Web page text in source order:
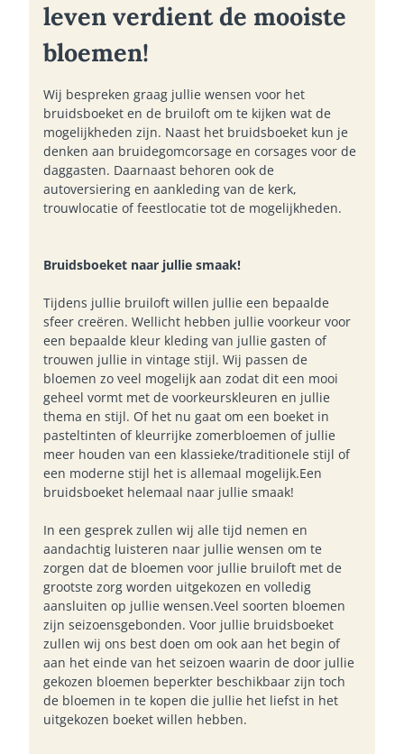
leven verdient de mooiste
bloemen!
Wij bespreken graag jullie wensen voor het
bruidsboeket en de bruiloft om te kijken wat de
mogelijkheden zijn. Naast het bruidsboeket kun je
denken aan bruidegomcorsage en corsages voor de
daggasten. Daarnaast behoren ook de
autoversiering en aankleding van de kerk,
trouwlocatie of feestlocatie tot de mogelijkheden.
Bruidsboeket naar jullie smaak!
Tijdens jullie bruiloft willen jullie een bepaalde
sfeer creëren. Wellicht hebben jullie voorkeur voor
een bepaalde kleur kleding van jullie gasten of
trouwen jullie in vintage stijl. Wij passen de
bloemen zo veel mogelijk aan zodat dit een mooi
geheel vormt met de voorkeurskleuren en jullie
thema en stijl. Of het nu gaat om een boeket in
pasteltinten of kleurrijke zomerbloemen of jullie
meer houden van een klassieke/traditionele stijl of
een moderne stijl het is allemaal mogelijk.Een
bruidsboeket helemaal naar jullie smaak!
In een gesprek zullen wij alle tijd nemen en
aandachtig luisteren naar jullie wensen om te
zorgen dat de bloemen voor jullie bruiloft met de
grootste zorg worden uitgekozen en volledig
aansluiten op jullie wensen.Veel soorten bloemen
zijn seizoensgebonden. Voor jullie bruidsboeket
zullen wij ons best doen om ook aan het begin of
aan het einde van het seizoen waarin de door jullie
gekozen bloemen beperkter beschikbaar zijn toch
de bloemen in te kopen die jullie het liefst in het
uitgekozen boeket willen hebben.